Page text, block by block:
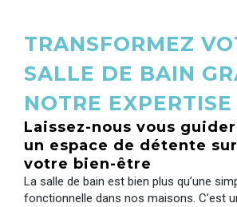
TRANSFORMEZ
SALLE DE BAIN
NOTRE EXPERTISE
Laissez-nous vous
un espace de détente
votre bien-être
La salle de bain est bien plus qu’une
fonctionnelle dans nos maisons. C’est